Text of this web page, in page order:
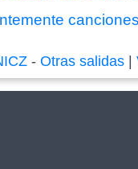
-Otras salidas |